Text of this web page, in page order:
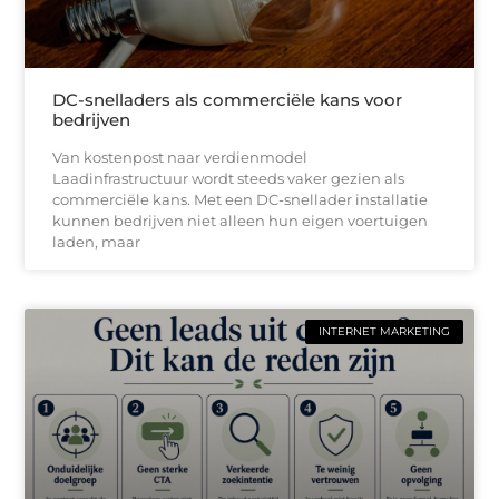
DC-snelladers als commerciële kans voor
bedrijven
Van kostenpost naar verdienmodel
Laadinfrastructuur wordt steeds vaker gezien als
commerciële kans. Met een DC-snellader installatie
kunnen bedrijven niet alleen hun eigen voertuigen
laden, maar
INTERNET MARKETING